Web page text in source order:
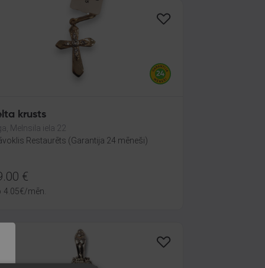
krusts
Melnsila iela 22
Restaurēts (Garantija 24 mēneši)
€
4.05€/mēn.